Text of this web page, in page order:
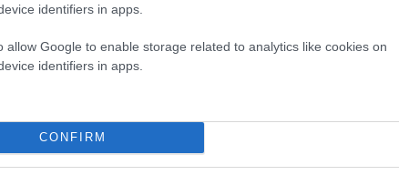
identifiers in apps.
allow Google to enable storage related to analytics like cookies on
identifiers in apps.
CONFIRM